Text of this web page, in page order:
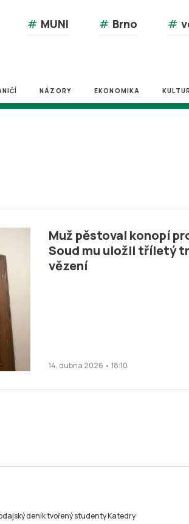
# MUNI # Brno #
NÁZORY EKONOMIKA
Muž pěstoval konopí
Soud mu uložil tříletý
vězení
14. dubna 2026 • 18:10
deník tvořený studenty Katedry